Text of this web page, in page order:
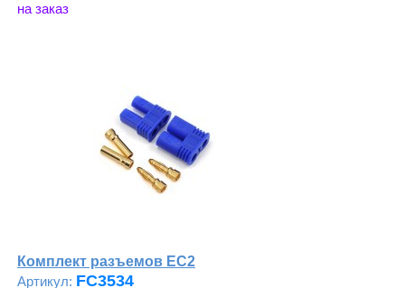
на заказ
Комплект разъемов ЕС2
FC3534